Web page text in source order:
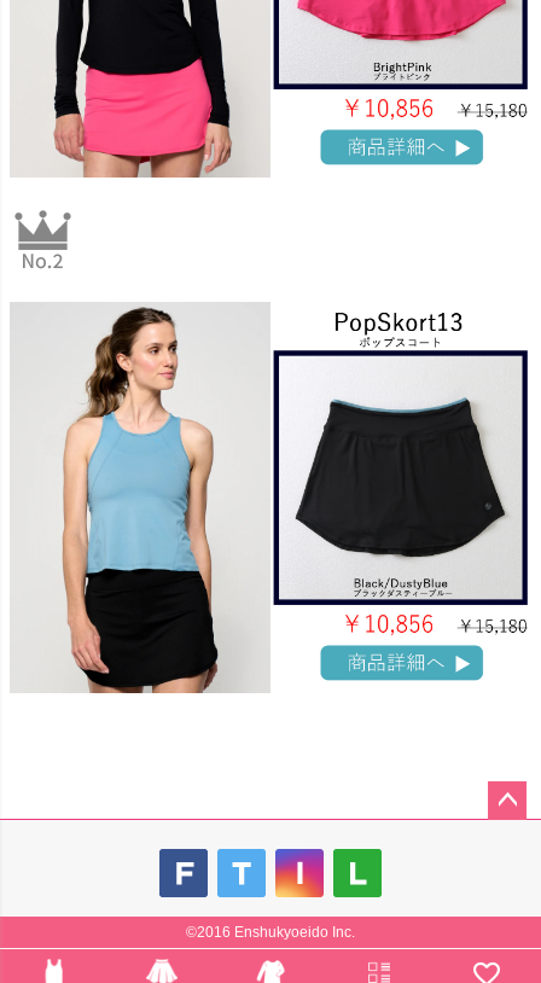
©2016 Enshukyoeido Inc.